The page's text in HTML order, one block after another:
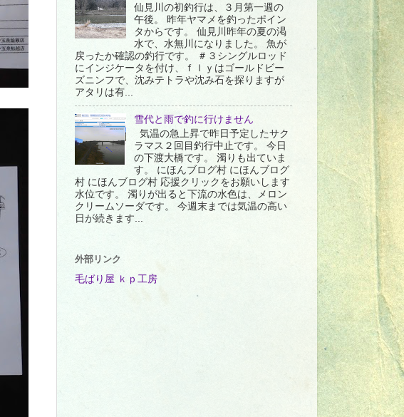
仙見川の初釣行は、３月第一週の
午後。 昨年ヤマメを釣ったポイン
タからです。 仙見川昨年の夏の渇
水で、水無川になりました。 魚が
戻ったか確認の釣行です。 ＃３シングルロッド
にインジケータを付け、ｆｌｙはゴールドビー
ズニンフで、沈みテトラや沈み石を探りますが
アタリは有...
雪代と雨で釣に行けません
気温の急上昇で昨日予定したサク
ラマス２回目釣行中止です。 今日
の下渡大橋です。 濁りも出ていま
す。 にほんブログ村 にほんブログ
村 にほんブログ村 応援クリックをお願いします
水位です。 濁りが出ると下流の水色は、メロン
クリームソーダです。 今週末までは気温の高い
日が続きます...
外部リンク
毛ばり屋 ｋｐ工房